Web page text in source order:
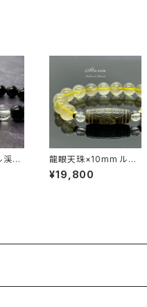
渓谷
レ
龍眼天珠×10mm ルチ
ルクォーツ（金針水晶）×
ヒマラヤ水晶 ブレスレッ
¥19,800